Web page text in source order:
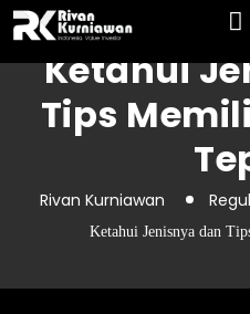
Ketahui
Tips
Rivan Kurniawan
Ketahui Jenisnya dan